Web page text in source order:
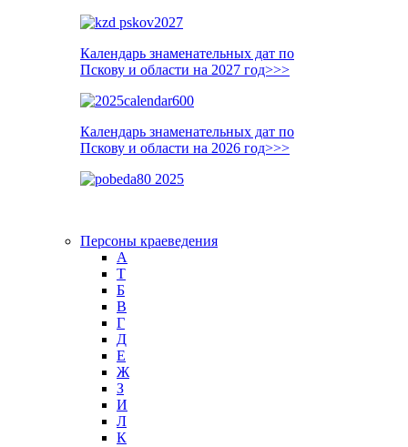
Календарь знаменательных дат по
Пскову и области на 2027 год>>>
Календарь знаменательных дат по
Пскову и области на 2026 год>>>
Персоны краеведения
А
T
Б
В
Г
Д
Е
Ж
З
И
Л
К